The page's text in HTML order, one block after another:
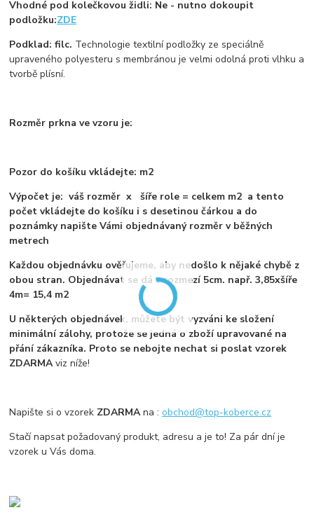
Vhodné pod kolečkovou židli: Ne - nutno dokoupit
podložku:ZDE
Podklad: filc. Technologie textilní podložky ze speciálně
upraveného polyesteru s membránou je velmi odolná proti vlhku a
tvorbě plísní.
Rozměr prkna ve vzoru je:
Pozor do košíku vkládejte: m2
Výpočet je: váš rozměr x šíře role = celkem m2 a tento
počet vkládejte do košíku i s desetinou čárkou a do
poznámky napište Vámi objednávaný rozměr v běžných
metrech
Každou objednávku ověřujeme, aby nedošlo k nějaké chybě z
obou stran. Objednávat se dá v rozmezí 5cm. např. 3,85xšíře
4m= 15,4 m2
U některých objednávek, můžete být vyzváni ke složení
minimální zálohy, protože se jedná o zboží upravované na
přání zákazníka. Proto se nebojte nechat si poslat vzorek
ZDARMAviz níže!
Napište si o vzorek ZDARMAna :obchod@top-koberce.cz
Stačí napsat požadovaný produkt, adresu a je to! Za pár dní je
vzorek u Vás doma.